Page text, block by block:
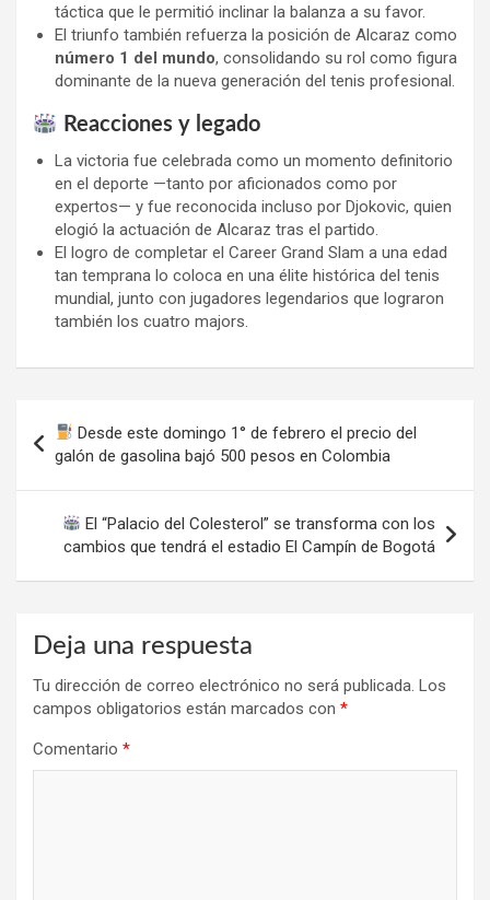
táctica que le permitió inclinar la balanza a su favor.
El triunfo también refuerza la posición de Alcaraz como
número 1 del mundo, consolidando su rol como figura
dominante de la nueva generación del tenis profesional.
Reacciones y legado
La victoria fue celebrada como un momento definitorio
en el deporte —tanto por aficionados como por
expertos— y fue reconocida incluso por Djokovic, quien
elogió la actuación de Alcaraz tras el partido.
El logro de completar el Career Grand Slam a una edad
tan temprana lo coloca en una élite histórica del tenis
mundial, junto con jugadores legendarios que lograron
también los cuatro majors.
de
entradas
Desde este domingo 1° de febrero el precio del
galón de gasolina bajó 500 pesos en Colombia
El “Palacio del Colesterol” se transforma con los
cambios que tendrá el estadio El Campín de Bogotá
Deja una respuesta
Tu dirección de correo electrónico no será publicada. Los
campos obligatorios están marcados con *
Comentario *